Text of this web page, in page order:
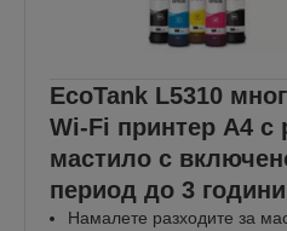
EcoTank L5310
Wi-Fi принтер A4 с
мастило с
период до 3 години
Намалете разходите за